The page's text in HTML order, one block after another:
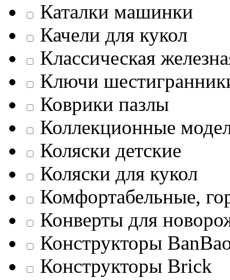
Каталки машинки
Качели для кукол
Классическая
Ключи
Коврики пазлы
Коллекционные
Коляски детские
Коляски для кукол
Комфортабельные,
Конверты для
Конструкторы
Конструкторы Brick